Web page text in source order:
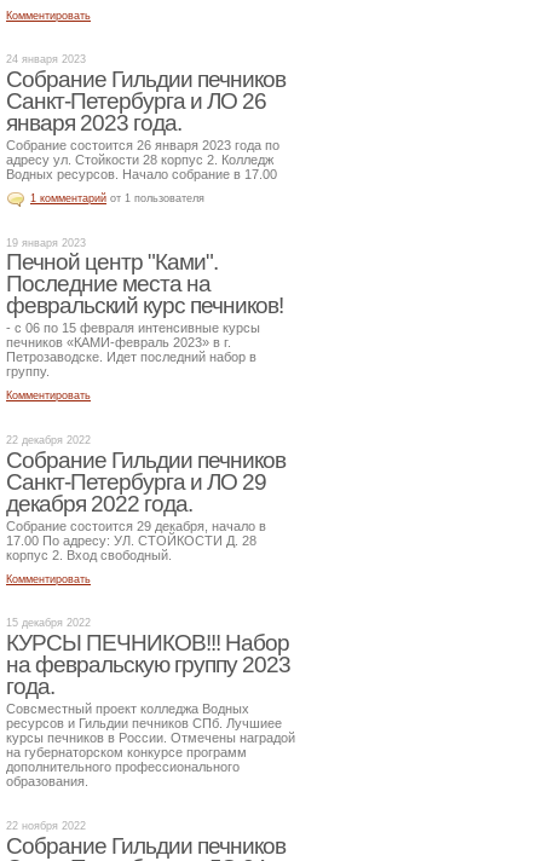
Комментировать
24 января 2023
Собрание Гильдии печников
Санкт-Петербурга и ЛО 26
января 2023 года.
Собрание состоится 26 января 2023 года по
адресу ул. Стойкости 28 корпус 2. Колледж
Водных ресурсов. Начало собрание в 17.00
1 комментарий от 1 пользователя
19 января 2023
Печной центр "Ками".
Последние места на
февральский курс печников!
- с 06 по 15 февраля интенсивные курсы
печников «КАМИ-февраль 2023» в г.
Петрозаводске. Идет последний набор в
группу.
Комментировать
22 декабря 2022
Собрание Гильдии печников
Санкт-Петербурга и ЛО 29
декабря 2022 года.
Собрание состоится 29 декабря, начало в
17.00 По адресу: УЛ. СТОЙКОСТИ Д. 28
корпус 2. Вход свободный.
Комментировать
15 декабря 2022
КУРСЫ ПЕЧНИКОВ!!! Набор
на февральскую группу 2023
года.
Совсместный проект колледжа Водных
ресурсов и Гильдии печников СПб. Лучшиее
курсы печников в России. Отмечены наградой
на губернаторском конкурсе программ
дополнительного профессионального
образования.
22 ноября 2022
Собрание Гильдии печников